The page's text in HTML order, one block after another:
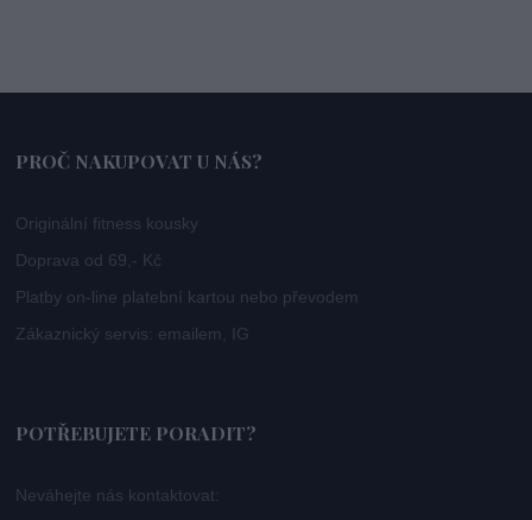
PROČ NAKUPOVAT U NÁS?
Originální fitness kousky
Doprava od 69,- Kč
Platby on-line platební kartou nebo převodem
Zákaznický servis: emailem, IG
POTŘEBUJETE PORADIT?
Neváhejte nás kontaktovat: